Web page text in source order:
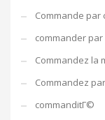
Commande par
commander
Commandez la
Commandez
commanditГ©